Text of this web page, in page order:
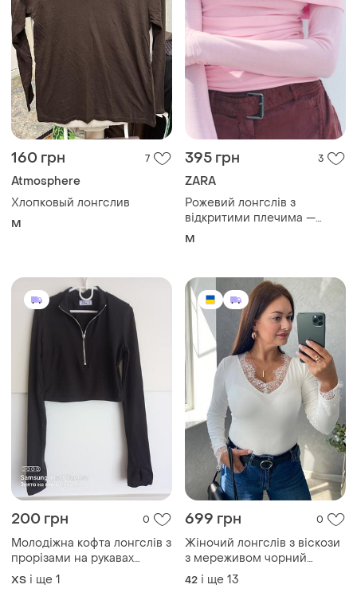
160 грн 7
Atmosphere
Хлопковый лонгслив
M
395 грн 3
ZARA
Рожевий лонгслів з
відкритими плечима —
модель zara draped soft
strapless top
M
200 грн 0
Молодіжна кофта лонгслів з
прорізами на рукавах
тканина еластична
тягнеться "масло"
ХS і ще 1
699 грн 0
Жіночий лонгслів з віскози
з мереживом чорний
молочний базовий лонгслів
з мереживом з віскози
жіноча віскозна кофта з
мереживом арт 135
42 і ще 13
Завантажуйте додаток